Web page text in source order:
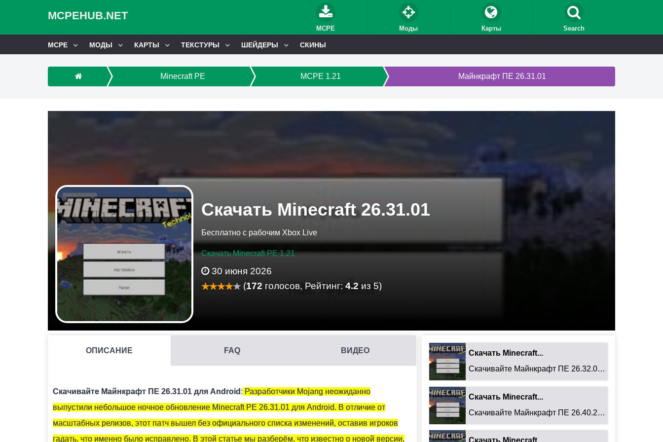
MCPEHUB.NET
MCPE Моды Карты Search
MCPE МОДЫ КАРТЫ ТЕКСТУРЫ ШЕЙДЕРЫ СКИНЫ
Minecraft PE MCPE 1.21 Майнкрафт ПЕ 26.31.01
Скачать Minecraft 26.31.01
Бесплатно с рабочим Xbox Live
Скачать Minecraft PE 1.21
30 июня 2026
(172 голосов, Рейтинг: 4.2 из 5)
ОПИСАНИЕ FAQ ВИДЕО
Скачивайте Майнкрафт ПЕ 26.31.01 для Android : Разработчики Mojang неожиданно
выпустили небольшое ночное обновление Minecraft PE 26.31.01 для Android. В отличие от
масштабных релизов, этот патч вышел без официального списка изменений, оставив игроков
гадать, что именно было исправлено. В этой статье мы разберём, что известно о новой версии,
Вам понадобится 2 медных слитка и 1 осколок аметиста.
Скачать Minecraft...
Скачивайте Майнкрафт ПЕ 26.32.02 для Android: ...
Скачать Minecraft...
Скачивайте Майнкрафт ПЕ 26.40.27 для Android: ...
Скачать Minecraft...